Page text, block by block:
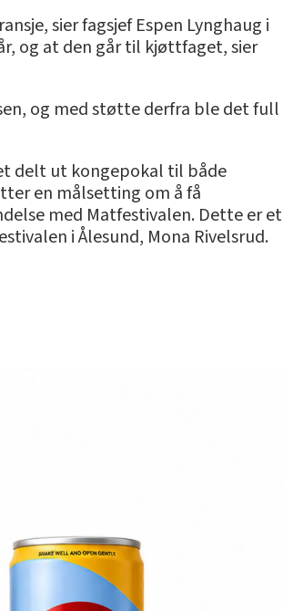
sier fagsjef Espen Lynghaug i
og at den går til kjøttfaget, sier
og med støtte derfra ble det full
delt ut kongepokal til både
en målsetting om å få
med Matfestivalen. Dette er et
i Ålesund, Mona Rivelsrud.